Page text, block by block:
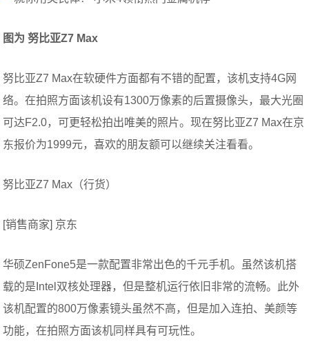
图为 努比亚Z7 Max
努比亚Z7 Max在软硬件方面都有不错的配置，该机支持4G网
络。在拍照方面该机设有1300万像素的后置摄像头，最大光圈
可达F2.0，可更轻松拍出唯美的照片。现在努比亚Z7 Max在京
东报价为1999元，喜欢的朋友额可以继续关注看看。
努比亚Z7 Max（行货）
[销售商家] 京东
华硕ZenFone5是一款配置非常出色的千元手机。虽然该机搭
载的是Intel双核处理器，但是整机运行依旧非常的流畅。此外
该机配置的800万像素镜头虽然不高，但是加入连拍、美颜等
功能，在拍照方面该机同样具有可玩性。